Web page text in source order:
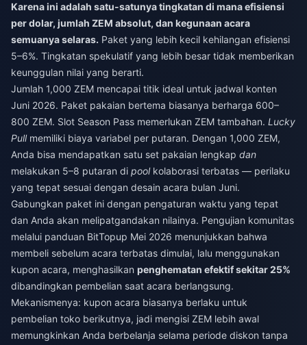
Karena ini adalah satu-satunya tingkatan di mana efisiensi
per dolar, jumlah ZEM absolut, dan kegunaan acara
semuanya selaras. Paket yang lebih kecil kehilangan efisiensi
5–6%. Tingkatan spekulatif yang lebih besar tidak memberikan
keunggulan nilai yang berarti.
Jumlah 1,000 ZEM mencapai titik ideal untuk jadwal konten
Juni 2026. Paket pakaian bertema biasanya berharga 600–
800 ZEM. Slot Season Pass memerlukan ZEM tambahan. Lucky
Pullmemiliki biaya variabel per putaran. Dengan 1,000 ZEM,
Anda bisa mendapatkan satu set pakaian lengkap dan
melakukan 5–8 putaran di poolkolaborasi terbatas — perilaku
yang tepat sesuai dengan desain acara bulan Juni.
Gabungkan paket ini dengan pengaturan waktu yang tepat
dan Anda akan melipatgandakan nilainya. Pengujian komunitas
melalui panduan BitTopup Mei 2026 menunjukkan bahwa
membeli sebelum acara terbatas dimulai, lalu menggunakan
kupon acara, menghasilkan penghematan efektif sekitar 25%
dibandingkan pembelian saat acara berlangsung.
Mekanismenya: kupon acara biasanya berlaku untuk
pembelian toko berikutnya, jadi mengisi ZEM lebih awal
memungkinkan Anda berbelanja selama periode diskon tanpa